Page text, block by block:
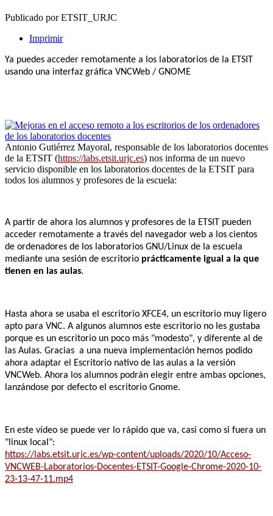
Publicado por ETSIT_URJC
Imprimir
Ya puedes acceder remotamente a los laboratorios de la ETSIT
usando una interfaz gráfica VNCWeb / GNOME
Antonio Gutiérrez Mayoral, responsable de los laboratorios docentes
de la ETSIT (https://labs.etsit.urjc.es) nos informa de un nuevo
servicio disponible en los laboratorios docentes de la ETSIT para
todos los alumnos y profesores de la escuela:
A partir de ahora los alumnos y profesores de la ETSIT pueden
acceder remotamente a través del navegador web a los cientos
de ordenadores de los laboratorios GNU/Linux de la escuela
mediante una sesión de escritorio prácticamente igual a la que
tienen en las aulas.
Hasta ahora se usaba el escritorio XFCE4, un escritorio muy ligero
apto para VNC. A algunos alumnos este escritorio no les gustaba
porque es un escritorio un poco más "modesto", y diferente al de
las Aulas. Gracias a una nueva implementación hemos podido
ahora adaptar el Escritorio nativo de las aulas a la versión
VNCWeb. Ahora los alumnos podrán elegir entre ambas opciones,
lanzándose por defecto el escritorio Gnome.
En este vídeo se puede ver lo rápido que va, casi como si fuera un
"linux local":
https://labs.etsit.urjc.es/wp-content/uploads/2020/10/Acceso-
VNCWEB-Laboratorios-Docentes-ETSIT-Google-Chrome-2020-10-
23-13-47-11.mp4